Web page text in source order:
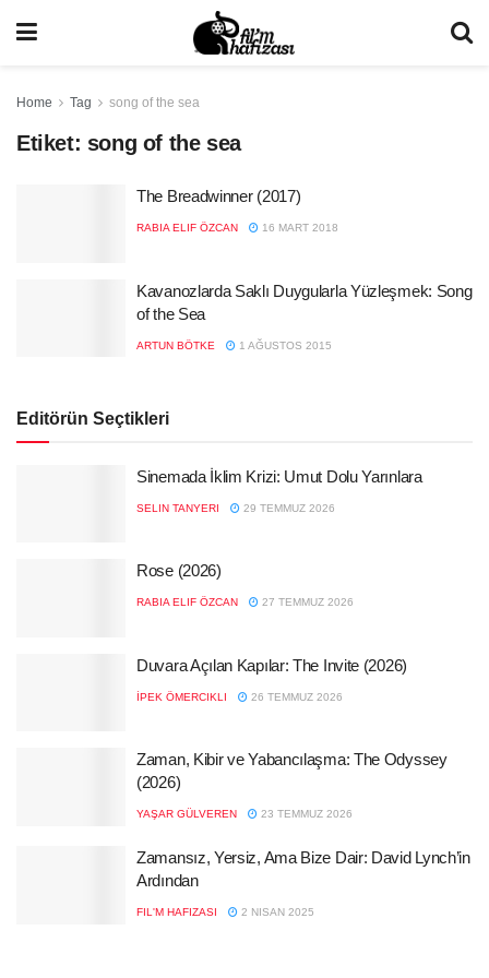
Home Tag song of the sea
Etiket: song of the sea
The Breadwinner (2017)
RABIA ELIF ÖZCAN 16 MART 2018
Kavanozlarda Saklı Duygularla Yüzleşmek: Song
of the Sea
ARTUN BÖTKE 1 AĞUSTOS 2015
Editörün Seçtikleri
Sinemada İklim Krizi: Umut Dolu Yarınlara
SELIN TANYERI 29 TEMMUZ 2026
Rose (2026)
RABIA ELIF ÖZCAN 27 TEMMUZ 2026
Duvara Açılan Kapılar: The Invite (2026)
İPEK ÖMERCIKLI 26 TEMMUZ 2026
Zaman, Kibir ve Yabancılaşma: The Odyssey
(2026)
YAŞAR GÜLVEREN 23 TEMMUZ 2026
Zamansız, Yersiz, Ama Bize Dair: David Lynch’in
Ardından
FIL'M HAFIZASI 2 NISAN 2025